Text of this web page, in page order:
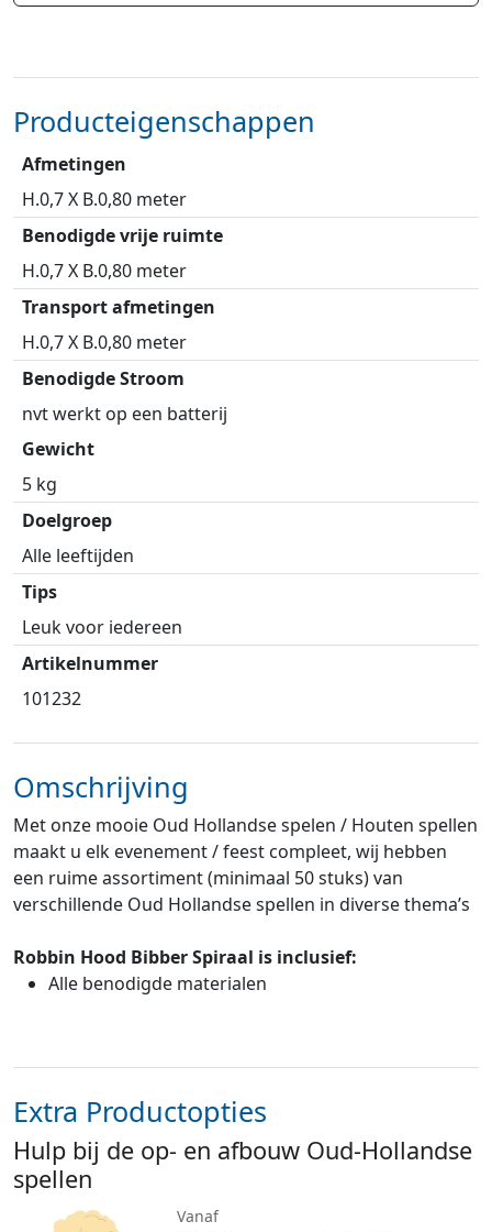
Producteigenschappen
Afmetingen
H.0,7 X B.0,80 meter
Benodigde vrije ruimte
H.0,7 X B.0,80 meter
Transport afmetingen
H.0,7 X B.0,80 meter
Benodigde Stroom
nvt werkt op een batterij
Gewicht
5 kg
Doelgroep
Alle leeftijden
Tips
Leuk voor iedereen
Artikelnummer
101232
Omschrijving
Met onze mooie Oud Hollandse spelen / Houten spellen
maakt u elk evenement / feest compleet, wij hebben
een ruime assortiment (minimaal 50 stuks) van
verschillende Oud Hollandse spellen in diverse thema’s
Robbin Hood Bibber Spiraal is inclusief:
Alle benodigde materialen
Extra Productopties
Hulp bij de op- en afbouw Oud-Hollandse
spellen
Vanaf